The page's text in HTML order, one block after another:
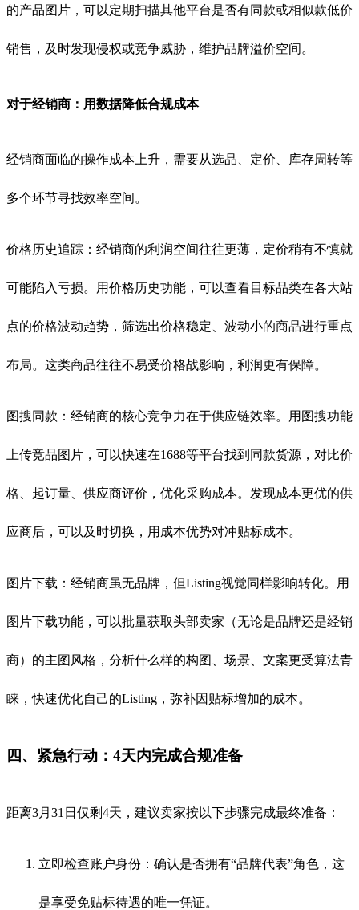
的产品图片，可以定期扫描其他平台是否有同款或相似款低价
销售，及时发现侵权或竞争威胁，维护品牌溢价空间。
对于经销商：用数据降低合规成本
经销商面临的操作成本上升，需要从选品、定价、库存周转等
多个环节寻找效率空间。
价格历史追踪：经销商的利润空间往往更薄，定价稍有不慎就
可能陷入亏损。用价格历史功能，可以查看目标品类在各大站
点的价格波动趋势，筛选出价格稳定、波动小的商品进行重点
布局。这类商品往往不易受价格战影响，利润更有保障。
图搜同款：经销商的核心竞争力在于供应链效率。用图搜功能
上传竞品图片，可以快速在1688等平台找到同款货源，对比价
格、起订量、供应商评价，优化采购成本。发现成本更优的供
应商后，可以及时切换，用成本优势对冲贴标成本。
图片下载：经销商虽无品牌，但Listing视觉同样影响转化。用
图片下载功能，可以批量获取头部卖家（无论是品牌还是经销
商）的主图风格，分析什么样的构图、场景、文案更受算法青
睐，快速优化自己的Listing，弥补因贴标增加的成本。
四、紧急行动：4天内完成合规准备
距离3月31日仅剩4天，建议卖家按以下步骤完成最终准备：
立即检查账户身份：确认是否拥有“品牌代表”角色，这
是享受免贴标待遇的唯一凭证。